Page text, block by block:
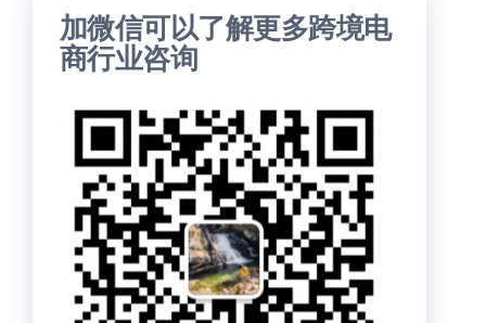
加微信可以了解更多跨境电
商行业咨询